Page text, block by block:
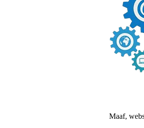
Maaf,